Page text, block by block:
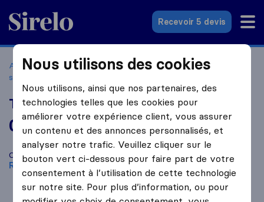
Sirelo.fr
Recevoir 5 devis
Accueil Déménageurs France
Déménageurs La-Roche-
sur-Yon
TDY Express
0,0 basé sur0
avis Sirelo et Google
i
Comparez TDY Express avec d'autresdéménageurs àLa
Roche-Sur-Yon
Nous utilisons des cookies
Nous utilisons, ainsi que nos partenaires, des
technologies telles que les cookies pour
améliorer votre expérience client, vous assurer
un contenu et des annonces personnalisés, et
analyser notre trafic. Veuillez cliquer sur le
bouton vert ci-dessous pour faire part de votre
consentement à l’utilisation de cette technologie
sur notre site. Pour plus d’information, ou pour